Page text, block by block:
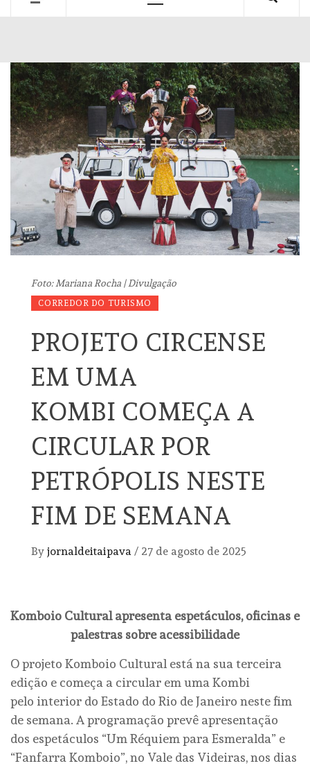
Foto: Mariana Rocha | Divulgação
CORREDOR DO TURISMO
PROJETO CIRCENSE
EM UMA
KOMBI COMEÇA A
CIRCULAR POR
PETRÓPOLIS NESTE
FIM DE SEMANA
By jornaldeitaipava / 27 de agosto de 2025
Komboio Cultural apresenta espetáculos, oficinas e
palestras sobre acessibilidade
O projeto Komboio Cultural está na sua terceira
edição e começa a circular em uma Kombi
pelo interior do Estado do Rio de Janeiro neste fim
de semana. A programação prevê apresentação
dos espetáculos “Um Réquiem para Esmeralda” e
“Fanfarra Komboio”, no Vale das Videiras, nos dias